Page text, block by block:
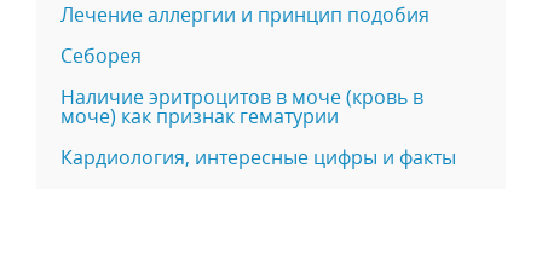
Лечение аллергии и принцип подобия
Себорея
Наличие эритроцитов в моче (кровь в
моче) как признак гематурии
Кардиология, интересные цифры и факты